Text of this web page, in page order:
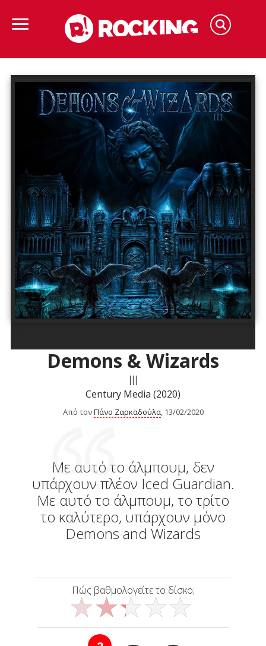
Demons & Wizards
III
Century Media (2020)
Από τονΠάνο Ζαρκαδούλα, 13/02/2020
​Με αυτό το άλμπουμ, δεν
υπάρχουν πλέον Iced Guardian.
Mε αυτό το άλμπουμ, το τρίτο
το καλύτερο, υπάρχουν μόνο
Demons and Wizards
Πώς βαθμολογείτε το δίσκο;